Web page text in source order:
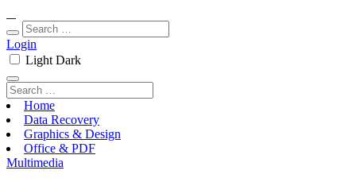
Login
Light Dark
Home
Data Recovery
Graphics & Design
Office & PDF
Multimedia